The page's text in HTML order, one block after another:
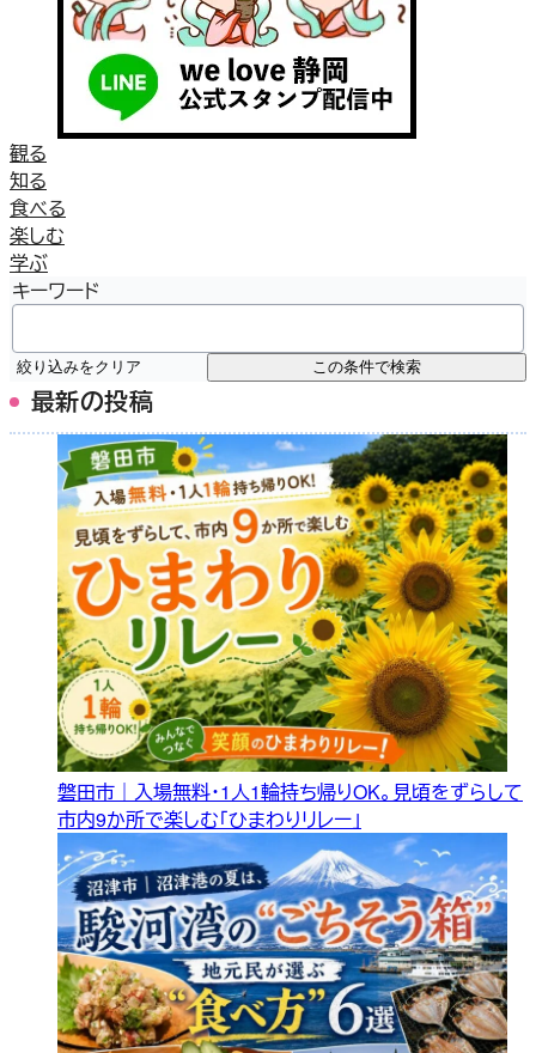
観る
知る
食べる
楽しむ
学ぶ
キーワード
絞り込みをクリア この条件で検索
最新の投稿
磐田市｜入場無料・1人1輪持ち帰りOK。見頃をずらして
市内9か所で楽しむ「ひまわりリレー」